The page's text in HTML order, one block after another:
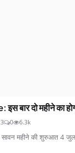
बार दो महीने का
0 6.3k
सावन महीने की शुरुआत 4